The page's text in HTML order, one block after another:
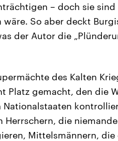
– doch sie
So aber deckt
der Autor die
des Kalten
Platz gemacht, den die
die
Mittelsmännern, die